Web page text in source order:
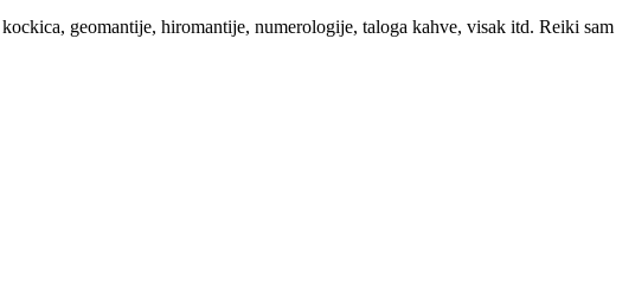
geomantije, hiromantije, numerologije, taloga kahve, visak itd. Reiki sam